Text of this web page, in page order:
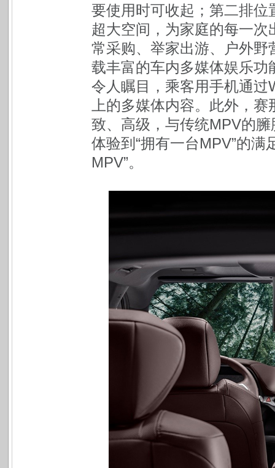
要使用时可收起；第二排
超大空间，为家庭的每一
常采购、举家出游、户外
载丰富的车内多媒体娱乐
令人瞩目，乘客用手机通
上的多媒体内容。此外，
致、高级，与传统MPV的
体验到“拥有一台MPV”的满
MPV”。